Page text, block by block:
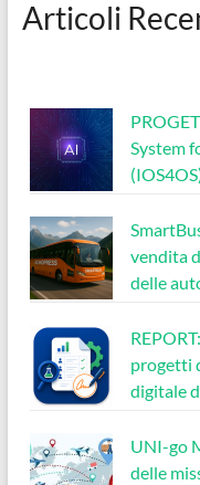
Articoli
System
vendita
delle
progetti
digitale
UNI-go
delle